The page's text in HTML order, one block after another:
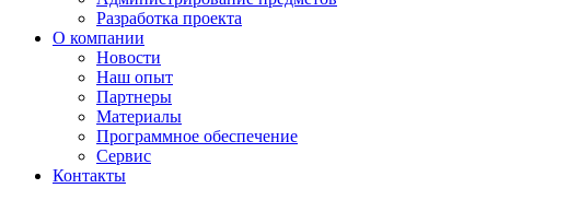
Разработка проекта
О компании
Новости
Наш опыт
Партнеры
Материалы
Программное обеспечение
Сервис
Контакты